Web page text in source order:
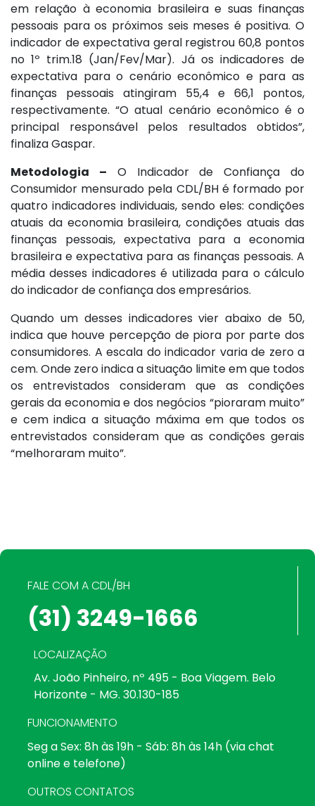
em relação à economia brasileira e suas finanças
pessoais para os próximos seis meses é positiva. O
indicador de expectativa geral registrou 60,8 pontos
no 1º trim.18 (Jan/Fev/Mar). Já os indicadores de
expectativa para o cenário econômico e para as
finanças pessoais atingiram 55,4 e 66,1 pontos,
respectivamente. “O atual cenário econômico é o
principal responsável pelos resultados obtidos”,
finaliza Gaspar.
Metodologia – O Indicador de Confiança do
Consumidor mensurado pela CDL/BH é formado por
quatro indicadores individuais, sendo eles: condições
atuais da economia brasileira, condições atuais das
finanças pessoais, expectativa para a economia
brasileira e expectativa para as finanças pessoais. A
média desses indicadores é utilizada para o cálculo
do indicador de confiança dos empresários.
Quando um desses indicadores vier abaixo de 50,
indica que houve percepção de piora por parte dos
consumidores. A escala do indicador varia de zero a
cem. Onde zero indica a situação limite em que todos
os entrevistados consideram que as condições
gerais da economia e dos negócios “pioraram muito”
e cem indica a situação máxima em que todos os
entrevistados consideram que as condições gerais
“melhoraram muito”.
FALE COM A CDL/BH
(31) 3249-1666
LOCALIZAÇÃO
Av. João Pinheiro, nº 495 - Boa Viagem. Belo
Horizonte - MG. 30.130-185
FUNCIONAMENTO
Seg a Sex: 8h às 19h - Sáb: 8h às 14h (via chat
online e telefone)
OUTROS CONTATOS